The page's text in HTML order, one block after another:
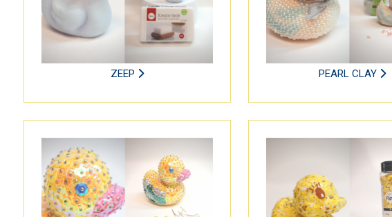
ZEEP PEARL CLAY